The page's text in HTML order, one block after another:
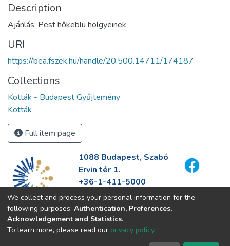
Description
Ajánlás: Pest hőkeblü hölgyeinek
URI
https://bea.fszek.hu/handle/20.500.14711/174187
Collections
Kották - Budapest Gyűjtemény
Kották
Full item page
1088 Budapest, Szabó
Ervin tér 1.
+36-1-411-5000
info@fszek.hu
https://fszek.hu
We collect and process your personal information for the
following purposes: Authentication, Preferences,
Acknowledgement and Statistics.
To learn more, please read our privacy policy.